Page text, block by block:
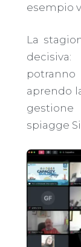
esempio
La
aprendo
spiagge